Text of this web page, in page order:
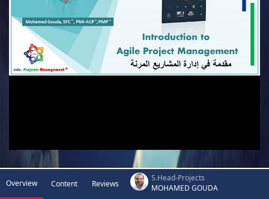
Overview Content Reviews
S.Head-Projects
MOHAMED GOUDA